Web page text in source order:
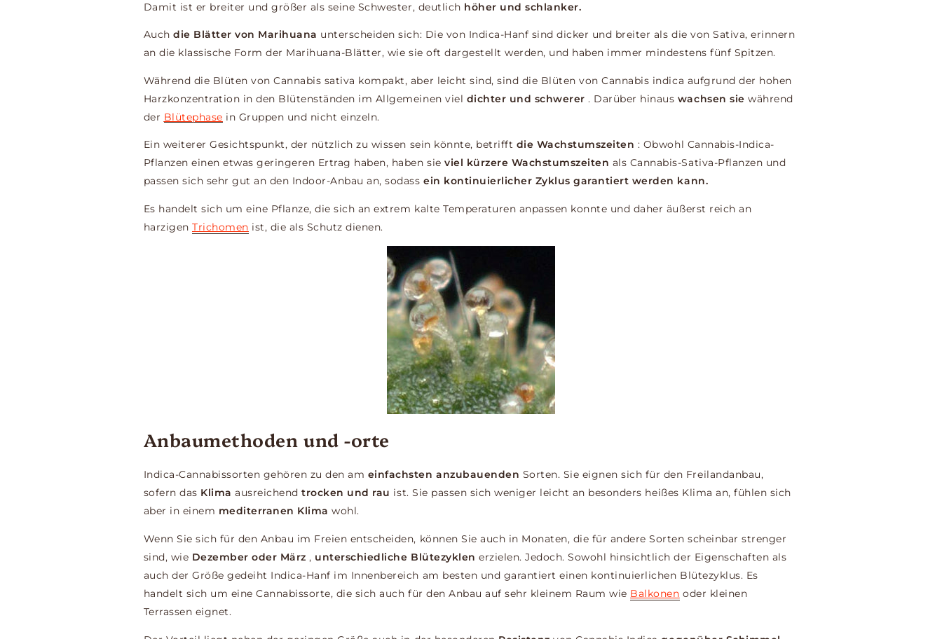
Damit ist er breiter und größer als seine Schwester, deutlich höher und schlanker.
Auchdie Blätter von Marihuana unterscheiden sich: Die von Indica-Hanf sind dicker und breiter als die von Sativa, erinnern
an die klassische Form der Marihuana-Blätter, wie sie oft dargestellt werden, und haben immer mindestens fünf Spitzen.
Während die Blüten von Cannabis sativa kompakt, aber leicht sind, sind die Blüten von Cannabis indica aufgrund der hohen
Harzkonzentration in den Blütenständen im Allgemeinen viel dichter und schwerer . Darüber hinaus wachsen sie während
der Blütephase in Gruppen und nicht einzeln.
Ein weiterer Gesichtspunkt, der nützlich zu wissen sein könnte, betrifft die Wachstumszeiten : Obwohl Cannabis-Indica-
Pflanzen einen etwas geringeren Ertrag haben, haben sieviel kürzere Wachstumszeiten als Cannabis-Sativa-Pflanzen und
passen sich sehr gut an den Indoor-Anbau an, sodassein kontinuierlicher Zyklus garantiert werden kann.
Es handelt sich um eine Pflanze, die sich an extrem kalte Temperaturen anpassen konnte und daher äußerst reich an
harzigenTrichomen ist, die als Schutz dienen.
Anbaumethoden und -orte
Indica-Cannabissorten gehören zu den am einfachsten anzubauenden Sorten. Sie eignen sich für den Freilandanbau,
sofern das Klima ausreichendtrocken und rau ist. Sie passen sich weniger leicht an besonders heißes Klima an, fühlen sich
aber in einem mediterranen Klima wohl.
Wenn Sie sich für den Anbau im Freien entscheiden, können Sie auch in Monaten, die für andere Sorten scheinbar strenger
sind, wie Dezember oder März , unterschiedliche Blütezyklen erzielen. Jedoch. Sowohl hinsichtlich der Eigenschaften als
auch der Größe gedeiht Indica-Hanf im Innenbereich am besten und garantiert einen kontinuierlichen Blütezyklus. Es
handelt sich um eine Cannabissorte, die sich auch für den Anbau auf sehr kleinem Raum wie Balkonen oder kleinen
Terrassen eignet.